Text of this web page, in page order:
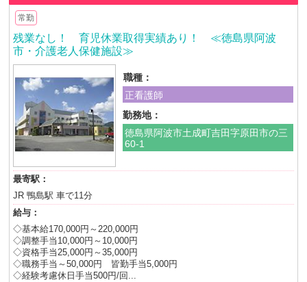
常勤
残業なし！ 育児休業取得実績あり！ ≪徳島県阿波
市・介護老人保健施設≫
職種：
正看護師
勤務地：
徳島県阿波市土成町吉田字原田市の三
60-1
最寄駅：
JR 鴨島駅 車で11分
給与：
◇基本給170,000円～220,000円
◇調整手当10,000円～10,000円
◇資格手当25,000円～35,000円
◇職務手当～50,000円 皆勤手当5,000円
◇経験考慮休日手当500円/回...